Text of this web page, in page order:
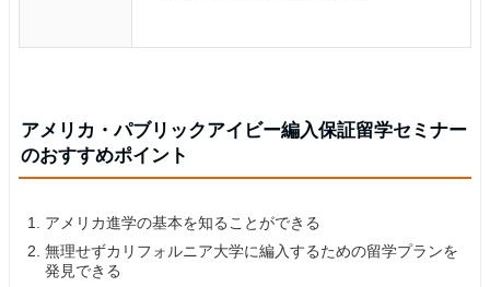
アメリカ・パブリックアイビー編入保証留学セミナー
のおすすめポイント
アメリカ進学の基本を知ることができる
無理せずカリフォルニア大学に編入するための留学プランを
発見できる